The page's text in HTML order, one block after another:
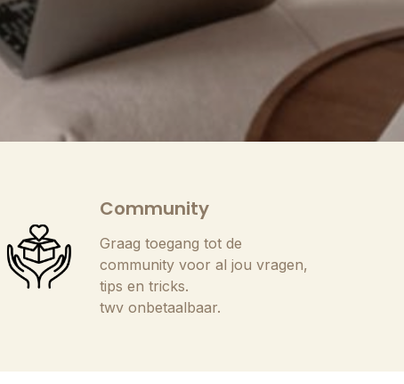
Community
Graag toegang tot de
community voor al jou vragen,
tips en tricks.
twv onbetaalbaar.